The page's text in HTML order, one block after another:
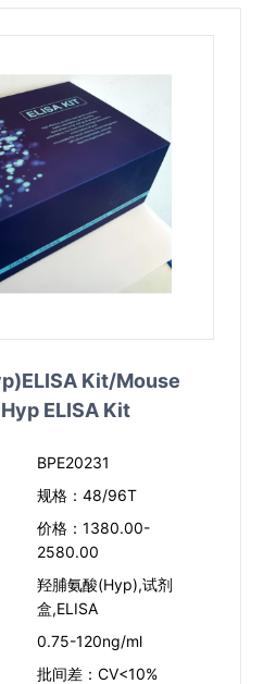
Kit/Mouse
ELISA Kit
BPE20231
规格：48/96T
价格：1380.00-
2580.00
羟脯氨酸(Hyp),试剂
盒,ELISA
0.75-120ng/ml
批间差：CV<10%